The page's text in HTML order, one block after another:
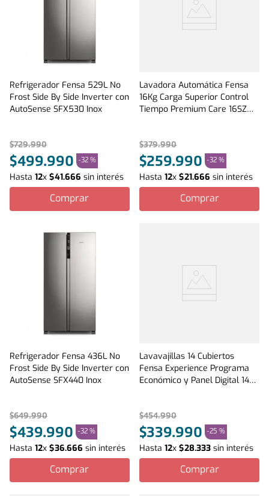
Refrigerador Fensa 529L No
Frost Side By Side Inverter con
AutoSense SFX530 Inox
$729.990
$499.990 -32 %
Hasta 12x $41.666 sin interés
Comprar
Lavadora Automática Fensa
16Kg Carga Superior Control
Tiempo Premium Care 16SZ
$379.990
$259.990 -32 %
Hasta12x$21.666 sin interés
Comprar
Refrigerador Fensa 436L No
Frost Side By Side Inverter con
AutoSense SFX440 Inox
$649.990
$439.990 -32 %
Hasta 12x $36.666 sin interés
Comprar
Lavavajillas 14 Cubiertos
Fensa Experience Programa
Económico y Panel Digital 14SZ
$454.990
$339.990 -25 %
Hasta12x$28.333 sin interés
Comprar